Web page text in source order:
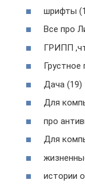
шрифты
Все про
ГРИПП
Грустное
Дача (19)
Для
про
Для
истории